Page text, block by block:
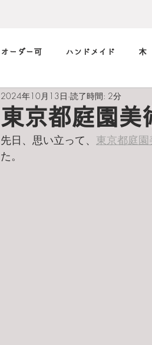
オーダー可 ハンドメイド 木
カメラ 本 筆記用具
art 買ったもの 小休止の
東京都庭園美
2024年10月13日 読了時間: 2分
先日、思い立って、 東京都庭園
た。